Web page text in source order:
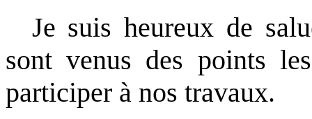
Je suis heureux de
sont venus des points
participer à nos travaux.